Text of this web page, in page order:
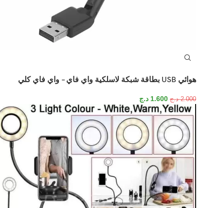
هوائي USB بطاقة شبكة لاسلكية واي فاي – واي فاي كلي
2.000 د.ج 1.600 د.ج